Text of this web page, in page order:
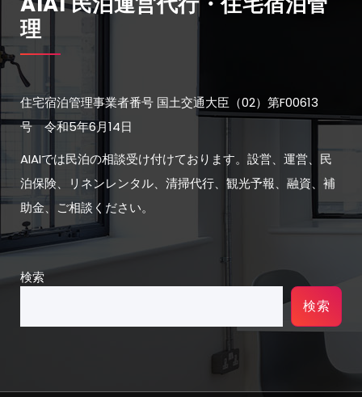
理
住宅宿泊管理事業者番号 国土交通大臣（02）第F00613
号 令和5年6月14日
AIAIでは民泊の相談受け付けております。設営、運営、民
泊保険、リネンレンタル、清掃代行、観光予報、融資、補
助金、ご相談ください。
検索
検索